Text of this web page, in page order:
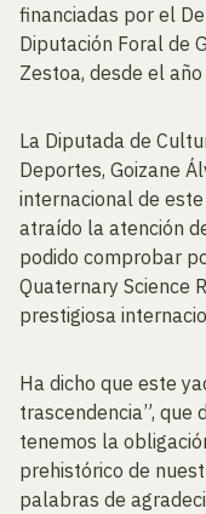
financiadas por el
Diputación Foral de
Zestoa, desde el
La Diputada de
Deportes, Goizane
internacional de este
atraído la atención
podido comprobar
Quaternary Science
prestigiosa
Ha dicho que este
trascendencia”, que
tenemos la
prehistórico de
palabras de